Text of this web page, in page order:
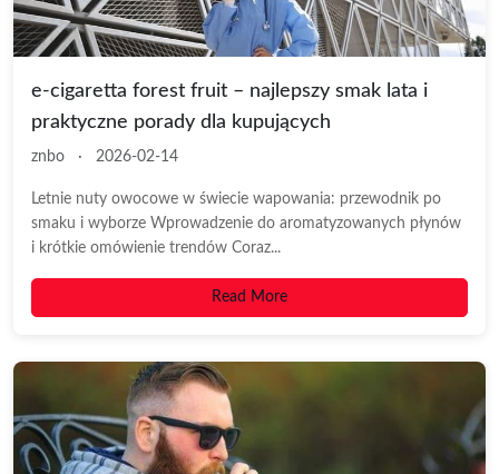
e-cigaretta forest fruit – najlepszy smak lata i
praktyczne porady dla kupujących
znbo · 2026-02-14
Letnie nuty owocowe w świecie wapowania: przewodnik po
smaku i wyborze Wprowadzenie do aromatyzowanych płynów
i krótkie omówienie trendów Coraz...
Read More